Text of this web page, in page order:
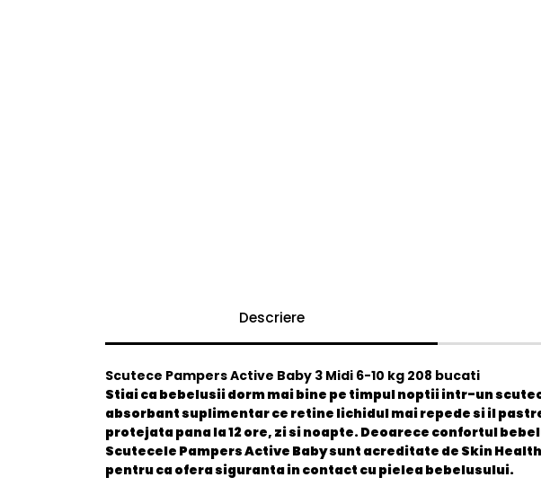
Descriere
Scutece Pampers Active Baby 3 Midi 6-10 kg 208 bucati
Stiai ca bebelusii dorm mai bine pe timpul noptii intr-un
absorbant suplimentar ce retine lichidul mai repede si il
protejata pana la 12 ore, zi si noapte. Deoarece confortul
Scutecele Pampers Active Baby sunt acreditate de Skin
pentru ca ofera siguranta in contact cu pielea bebelusului.